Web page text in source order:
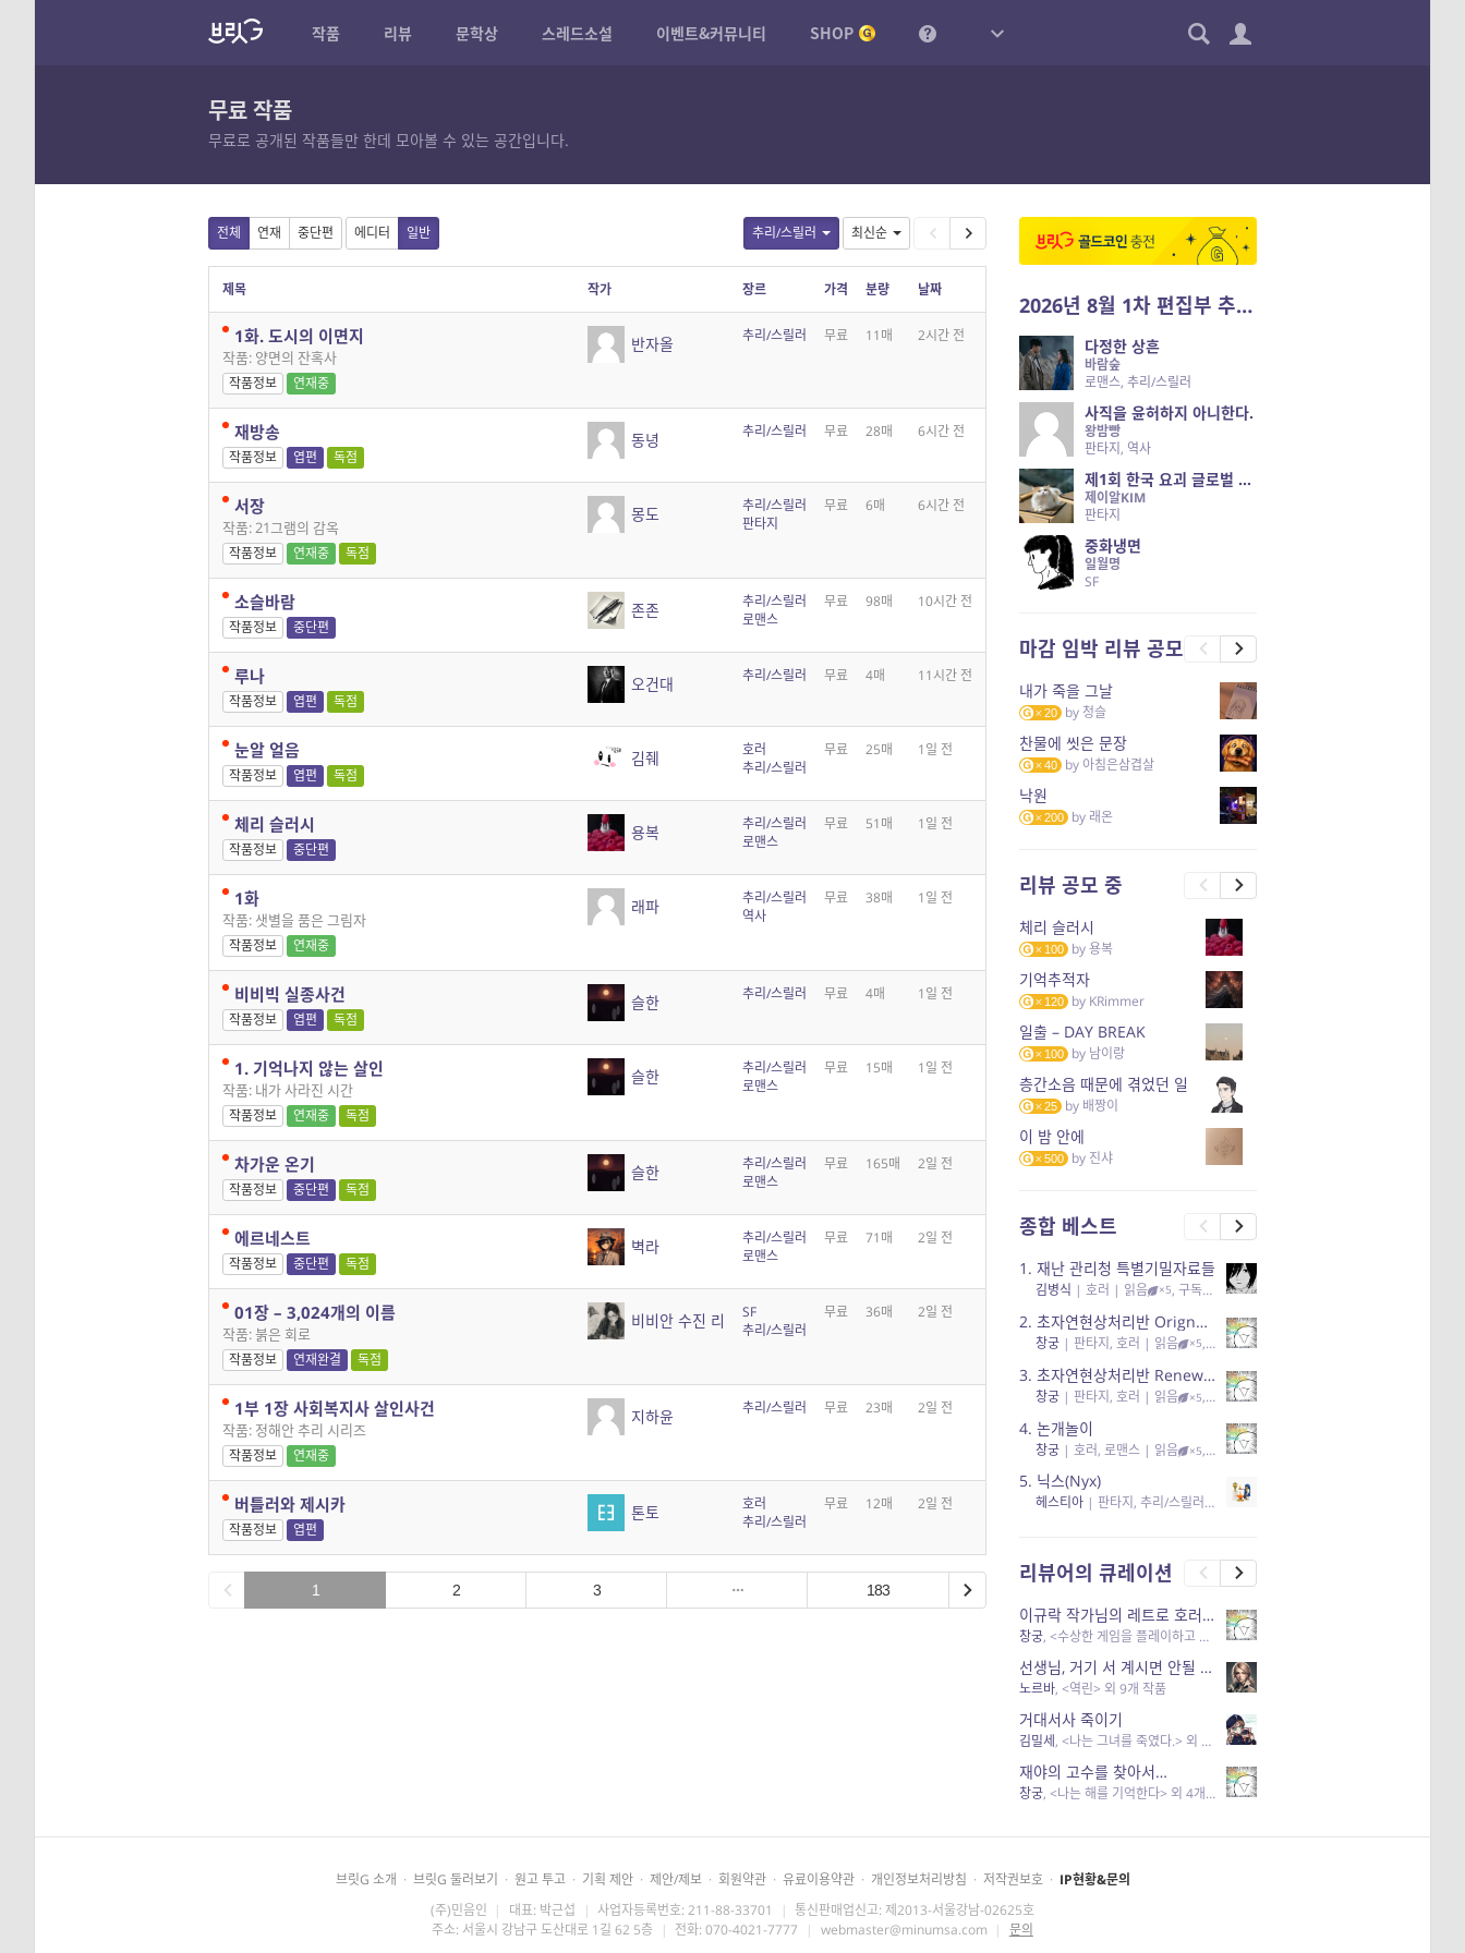
작품 리뷰 문학상 스레드소설 이벤트&커뮤니티 SHOP
무료 작품
무료로 공개된 작품들만 한데 모아볼 수 있는 공간입니다.
추리/스릴러 최신순
전체 연재 중단편 에디터 일반
제목 작가 장르 가격 분량 날짜
1화. 도시의 이면지
작품: 양면의 잔혹사
작품정보 연재중
반자올 추리/스릴러 무료 11매 2시간 전
재방송
작품정보 엽편 독점
동녕 추리/스릴러 무료 28매 6시간 전
서장
작품: 21그램의 감옥
작품정보 연재중 독점
몽도
추리/스릴러
판타지
무료 6매 6시간 전
소슬바람
작품정보 중단편
존존
추리/스릴러
로맨스
무료 98매 10시간 전
루나
작품정보 엽편 독점
오건대 추리/스릴러 무료 4매 11시간 전
눈알 얼음
작품정보 엽편 독점
김줴
호러
추리/스릴러
무료 25매 1일 전
체리 슬러시
작품정보 중단편
용복
추리/스릴러
로맨스
무료 51매 1일 전
1화
작품: 샛별을 품은 그림자
작품정보 연재중
래파
추리/스릴러
역사
무료 38매 1일 전
비비빅 실종사건
작품정보 엽편 독점
슬한 추리/스릴러 무료 4매 1일 전
1. 기억나지 않는 살인
작품: 내가 사라진 시간
작품정보 연재중 독점
슬한
추리/스릴러
로맨스
무료 15매 1일 전
차가운 온기
작품정보 중단편 독점
슬한
추리/스릴러
로맨스
무료 165매 2일 전
에르네스트
작품정보 중단편 독점
벽라
추리/스릴러
로맨스
무료 71매 2일 전
01장 – 3,024개의 이름
작품: 붉은 회로
작품정보 연재완결 독점
비비안 수진 리
SF
추리/스릴러
무료 36매 2일 전
1부 1장 사회복지사 살인사건
작품: 정해안 추리 시리즈
작품정보 연재중
지하윤 추리/스릴러 무료 23매 2일 전
버틀러와 제시카
작품정보 엽편
톤토
호러
추리/스릴러
무료 12매 2일 전
1 2 3 183
2026년 8월 1차 편집부 추천작
다정한 상흔
바람숲
로맨스, 추리/스릴러
사직을 윤허하지 아니한다.
왕밤빵
판타지, 역사
제1회 한국 요괴 글로벌 진출 공개 오디션 시즌 2 — 나는 요괴다
제이알KIM
판타지
중화냉면
일월명
SF
마감 임박 리뷰 공모
내가 죽을 그날
20 by 청슬
찬물에 씻은 문장
40 by 아침은삼겹살
낙원
200 by 래온
리뷰 공모 중
체리 슬러시
100 by용복
기억추적자
120 by KRimmer
일출 – DAY BREAK
100 by 남이랑
층간소음 때문에 겪었던 일
25 by 배짱이
이 밤 안에
500 by 진샤
종합 베스트
1. 재난 관리청 특별기밀자료들
김병식 | 호러 | 읽음 ×5, 구독 , 응원95, 리뷰3
2. 초자연현상처리반 Orignal + True Ending
창궁 | 판타지, 호러 | 읽음 ×5, 구독 , 응원6
3. 초자연현상처리반 Renewal
창궁 | 판타지, 호러 | 읽음 ×5, 구독 , 응원82, 리뷰4
4. 논개놀이
창궁 | 호러, 로맨스 | 읽음 ×5, 공감11, 응원25
5. 닉스(Nyx)
헤스티아 | 판타지, 추리/스릴러| 읽음
리뷰어의 큐레이션
이규락 작가님의 레트로 호러 리뷰
창궁, <수상한 게임을 플레이하고 있어> 외 3개 작품
선생님, 거기 서 계시면 안될 것 같은데요-역할 클리셰를 비튼 작품들
노르바, <역린> 외 9개 작품
거대서사 죽이기
김밀세, <나는 그녀를 죽였다.> 외 1개 작품
재야의 고수를 찾아서…
창궁, <나는 해를 기억한다> 외 4개 작품
브릿G 소개 · 브릿G 둘러보기 · 원고 투고 · 기획 제안 · 제안/제보 · 회원약관 · 유료이용약관 · 개인정보처리방침 · 저작권보호 · IP현황&문의
(주)민음인 | 대표: 박근섭 | 사업자등록번호: 211-88-33701 | 통신판매업신고: 제2013-서울강남-02625호
주소: 서울시 강남구 도산대로 1길 62 5층 | 전화: 070-4021-7777 | webmaster@minumsa.com | 문의